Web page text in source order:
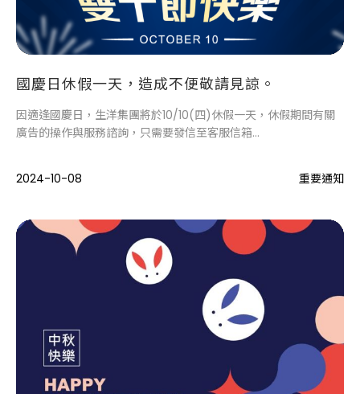
國慶日休假一天，造成不便敬請見諒。
因適逢國慶日，生洋集團將於10/10(四)休假一天，休假期間有關
廣告的操作與服務諮詢，只需要發信至客服信箱
2024-10-08 重要通知